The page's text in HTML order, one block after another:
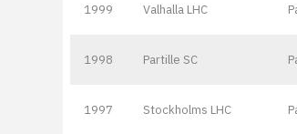
1999 Valhalla LHC
1998 Partille SC
1997 Stockholms LHC